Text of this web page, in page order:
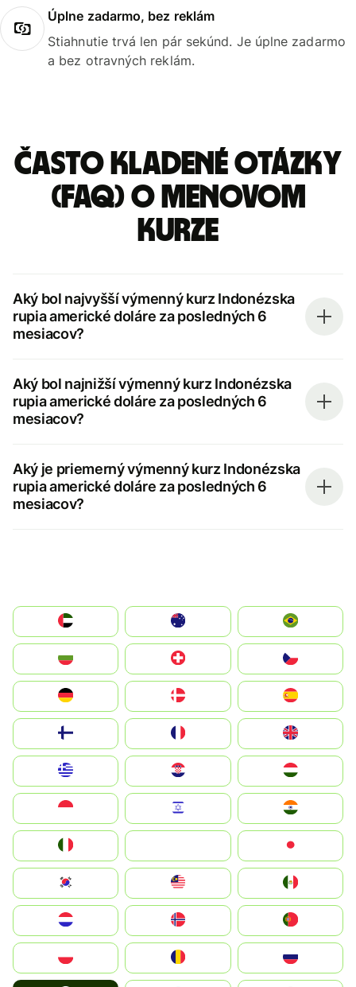
Úplne zadarmo, bez reklám
Stiahnutie trvá len pár sekúnd. Je úplne zadarmo
a bez otravných reklám.
Často kladené otázky
(FAQ) o menovom
kurze
Aký bol najvyšší výmenný kurz Indonézska
rupia americké doláre za posledných 6
mesiacov?
Aký bol najnižší výmenný kurz Indonézska
rupia americké doláre za posledných 6
mesiacov?
Aký je priemerný výmenný kurz Indonézska
rupia americké doláre za posledných 6
mesiacov?
الإمارات العربية المتحدة
Switzerland
Deutschland
United Kingdom
Magyarország
South Korea